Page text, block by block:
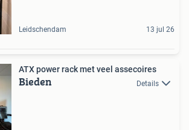
Leidschendam 13 jul 26
ATX power rack met veel assecoires
Bieden Details